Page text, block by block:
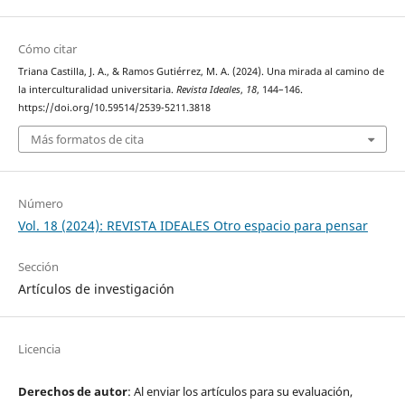
Cómo citar
Triana Castilla, J. A., & Ramos Gutiérrez, M. A. (2024). Una mirada al camino de
la interculturalidad universitaria. Revista Ideales, 18, 144–146.
https://doi.org/10.59514/2539-5211.3818
Más formatos de cita
Número
Vol. 18 (2024): REVISTA IDEALES Otro espacio para pensar
Sección
Artículos de investigación
Licencia
Derechos de autor: Al enviar los artículos para su evaluación,